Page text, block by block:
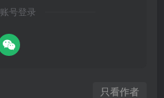
号登录
只看作者